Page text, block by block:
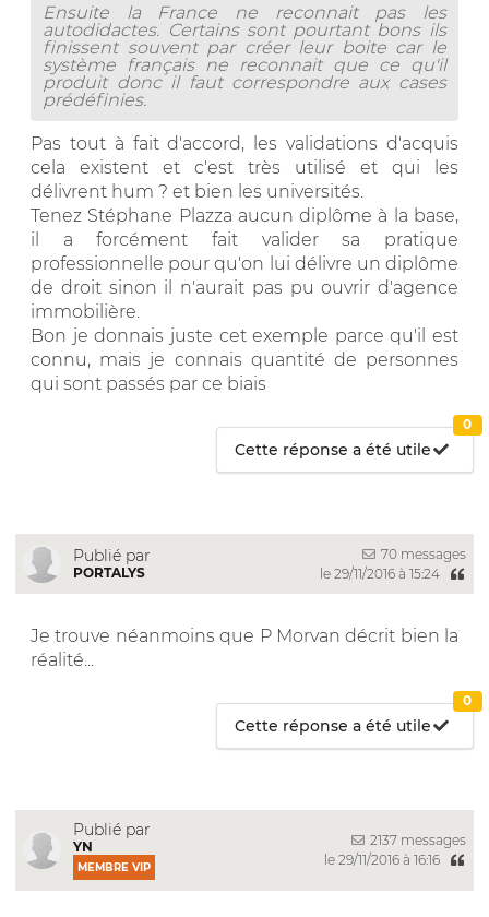
Ensuite la France ne reconnait pas les
autodidactes. Certains sont pourtant bons ils
finissent souvent par créer leur boite car le
système français ne reconnait que ce qu'il
produit donc il faut correspondre aux cases
prédéfinies.
Pas tout à fait d'accord, les validations d'acquis
cela existent et c'est très utilisé et qui les
délivrent hum ? et bien les universités.
Tenez Stéphane Plazza aucun diplôme à la base,
il a forcément fait valider sa pratique
professionnelle pour qu'on lui délivre un diplôme
de droit sinon il n'aurait pas pu ouvrir d'agence
immobilière.
Bon je donnais juste cet exemple parce qu'il est
connu, mais je connais quantité de personnes
qui sont passés par ce biais
Cette réponse a été utile
0
Publié par
PORTALYS
70 messages
le 29/11/2016 à 15:24
Je trouve néanmoins que P Morvan décrit bien la
réalité...
Cette réponse a été utile
0
Publié par
YN
MEMBRE VIP
2137 messages
le 29/11/2016 à 16:16